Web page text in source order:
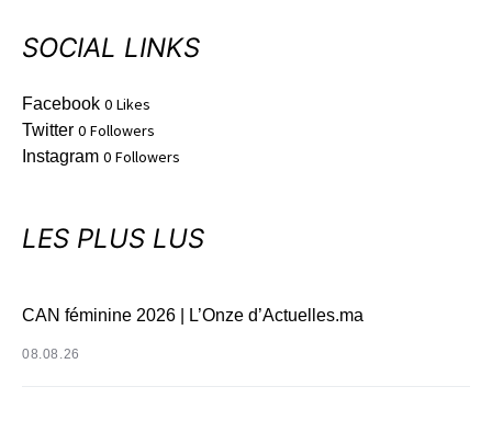
SOCIAL LINKS
Facebook 0 Likes
Twitter 0 Followers
Instagram 0 Followers
LES PLUS LUS
CAN féminine 2026 | L’Onze d’Actuelles.ma
08.08.26